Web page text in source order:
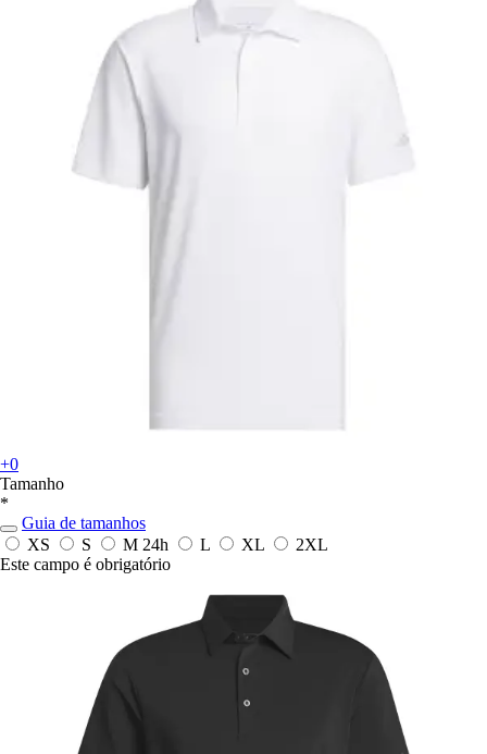
+0
Tamanho
*
Guia de tamanhos
XS
S M 24h L XL
2XL
Este campo é obrigatório